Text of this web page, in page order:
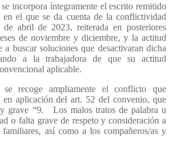
incorpora íntegramente el escrito remitido
en el que se da cuenta de la conflictividad
abril de 2023, reiterada en posteriores
de noviembre y diciembre, y la actitud
a buscar soluciones que desactivaran dicha
a la trabajadora de que su actitud
aplicable.
recoge ampliamente el conflicto que
en aplicación del art. 52 del convenio, que
grave “9. Los malos tratos de palabra u
o falta grave de respeto y consideración a
familiares, así como a los compañeros/as y